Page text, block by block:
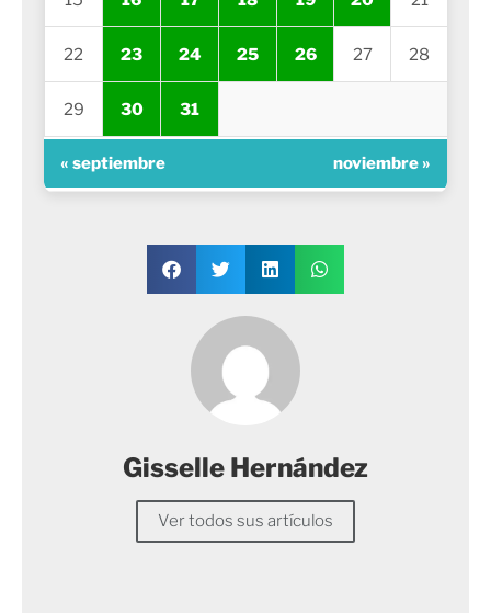
22 23 24 25 26 27 28
29 30 31
« septiembre noviembre »
Gisselle Hernández
Ver todos sus artículos